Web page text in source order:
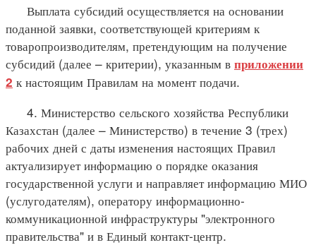
Выплата субсидий осуществляется на основании
поданной заявки, соответствующей критериям к
товаропроизводителям, претендующим на получение
субсидий (далее – критерии), указанным в приложении
2 к настоящим Правилам на момент подачи.
4. Министерство сельского хозяйства Республики
Казахстан (далее – Министерство) в течение 3 (трех)
рабочих дней с даты изменения настоящих Правил
актуализирует информацию о порядке оказания
государственной услуги и направляет информацию МИО
(услугодателям), оператору информационно-
коммуникационной инфраструктуры "электронного
правительства" и в Единый контакт-центр.